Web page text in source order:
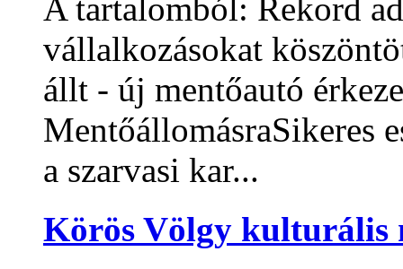
A tartalomból: Rekord
vállalkozásokat
állt - új mentőautó
MentőállomásraSikeres
a szarvasi kar...
Körös Völgy kulturális